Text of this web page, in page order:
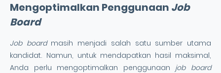
Mengoptimalkan Penggunaan Job
Board
Job boardmasih menjadi salah satu sumber utama
kandidat. Namun, untuk mendapatkan hasil maksimal,
Anda perlu mengoptimalkan penggunaan job board